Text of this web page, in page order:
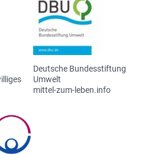
Deutsche Bundesstiftung
Umwelt
mittel-zum-leben.info